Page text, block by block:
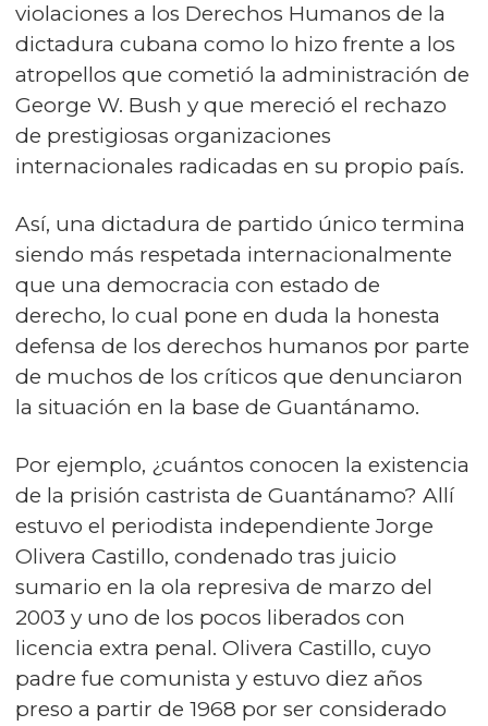
violaciones a los Derechos Humanos de la
dictadura cubana como lo hizo frente a los
atropellos que cometió la administración de
George W. Bush y que mereció el rechazo
de prestigiosas organizaciones
internacionales radicadas en su propio país.
Así, una dictadura de partido único termina
siendo más respetada internacionalmente
que una democracia con estado de
derecho, lo cual pone en duda la honesta
defensa de los derechos humanos por parte
de muchos de los críticos que denunciaron
la situación en la base de Guantánamo.
Por ejemplo, ¿cuántos conocen la existencia
de la prisión castrista de Guantánamo? Allí
estuvo el periodista independiente Jorge
Olivera Castillo, condenado tras juicio
sumario en la ola represiva de marzo del
2003 y uno de los pocos liberados con
licencia extra penal. Olivera Castillo, cuyo
padre fue comunista y estuvo diez años
preso a partir de 1968 por ser considerado